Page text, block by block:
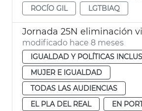
ROCÍO GIL
LGTBIAQ
modificado hace 8 meses
IGUALDAD Y POLÍTICAS
MUJER E IGUALDAD
TODAS LAS AUDIENCIAS
EL PLA DEL REAL
EN